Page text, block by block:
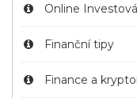
Online
Finanční tipy
Finance a